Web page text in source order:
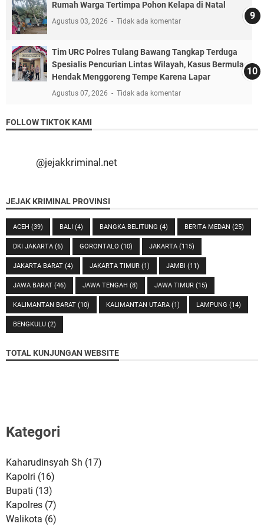
Rumah Warga Tertimpa Pohon Kelapa di Natal
Agustus 03, 2026 Tidak ada komentar
Tim URC Polres Tulang Bawang Tangkap Terduga
Spesialis Pencurian Lintas Wilayah, Kasus Bermula
Hendak Menggoreng Tempe Karena Lapar
Agustus 07, 2026 Tidak ada komentar
FOLLOW TIKTOK KAMI
@jejakkriminal.net
JEJAK KRIMINAL PROVINSI
ACEH (39) BALI (4) BANGKA BELITUNG (4) BERITA MEDAN (25)
DKI JAKARTA (6) GORONTALO (10) JAKARTA (115)
JAKARTA BARAT (4) JAKARTA TIMUR (1) JAMBI (11)
JAWA BARAT (46) JAWA TENGAH (8) JAWA TIMUR (15)
KALIMANTAN BARAT (10) KALIMANTAN UTARA (1) LAMPUNG (14)
BENGKULU (2)
TOTAL KUNJUNGAN WEBSITE
Kategori
Kaharudinsyah Sh (17)
Kapolri (16)
Bupati (13)
Kapolres (7)
Walikota (6)